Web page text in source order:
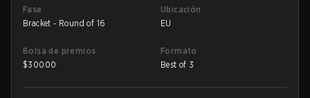
Fase
Bracket - Round of 16
Ubicación
EU
Bolsa de premios
$30000
Formato
Best of 3